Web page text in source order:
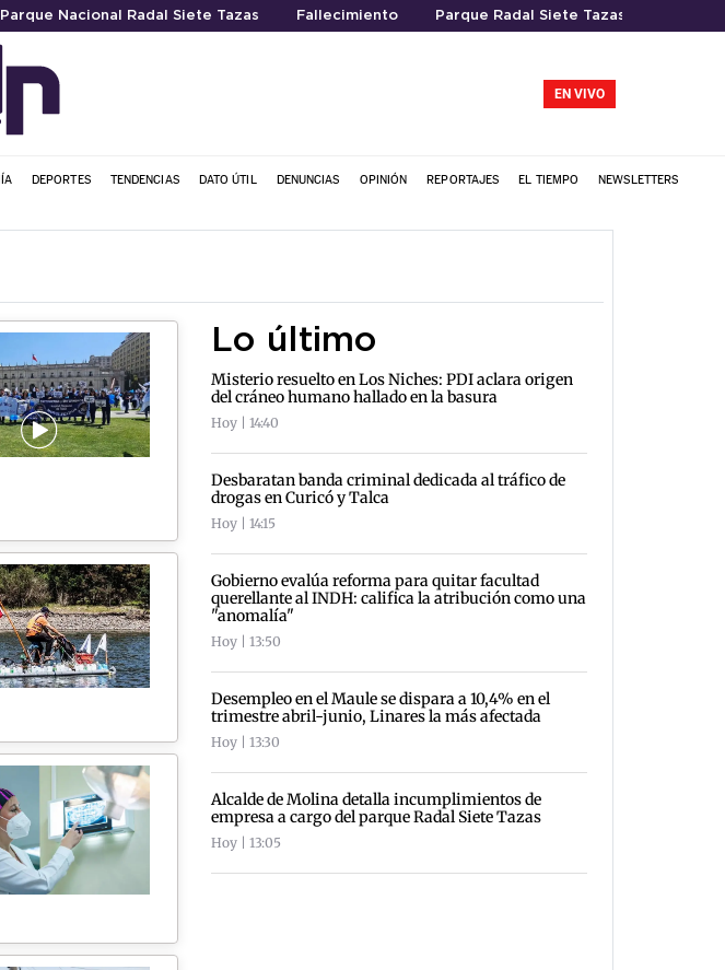
Parque Nacional Radal Siete Tazas Fallecimiento Parque Radal Siete Tazas
EN VIVO
DEPORTES TENDENCIAS DATO ÚTIL DENUNCIAS OPINIÓN REPORTAJES EL TIEMPO NEWSLETTERS
Lo último
Misterio resuelto en Los Niches: PDI aclara origen
del cráneo humano hallado en la basura
Hoy | 14:40
Desbaratan banda criminal dedicada al tráfico de
drogas en Curicó y Talca
Hoy | 14:15
Gobierno evalúa reforma para quitar facultad
querellante al INDH: califica la atribución como una
"anomalía"
Hoy | 13:50
Desempleo en el Maule se dispara a 10,4% en el
trimestre abril-junio, Linares la más afectada
Hoy | 13:30
Alcalde de Molina detalla incumplimientos de
empresa a cargo del parque Radal Siete Tazas
Hoy | 13:05